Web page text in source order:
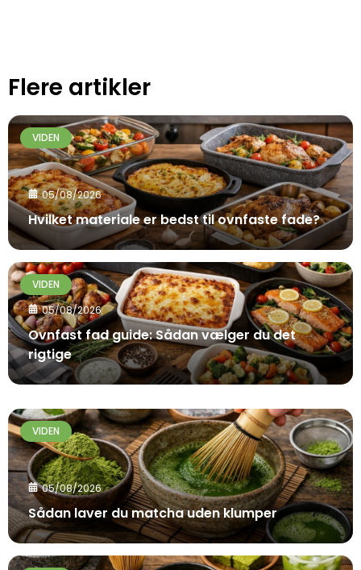
Flere artikler
VIDEN
05/08/2026
Hvilket materiale er bedst til ovnfaste fade?
VIDEN
05/08/2026
Ovnfast fad guide: Sådan vælger du det
rigtige
VIDEN
05/08/2026
Sådan laver du matcha uden klumper